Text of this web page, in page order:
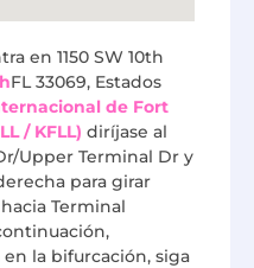
en 1150 SW 10th
FL 33069, Estados
de Fort
/ KFLL) diríjase al
Upper Terminal Dr y
para girar
Terminal
la bifurcación, siga